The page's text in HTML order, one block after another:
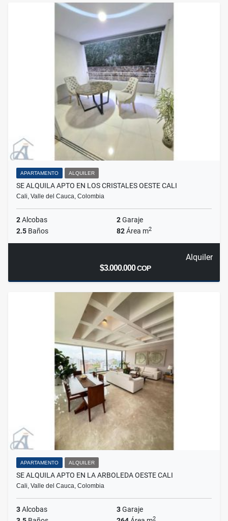
APARTAMENTO ALQUILER
SE ALQUILA APTO EN LOS CRISTALES OESTE CALI
Cali, Valle del Cauca, Colombia
2Alcobas 2Garaje
2.5 Baños 82Área m2
Alquiler
$3.000.000COP
APARTAMENTO ALQUILER
SE ALQUILA APTO EN LA ARBOLEDA OESTE CALI
Cali, Valle del Cauca, Colombia
3Alcobas 3Garaje
2